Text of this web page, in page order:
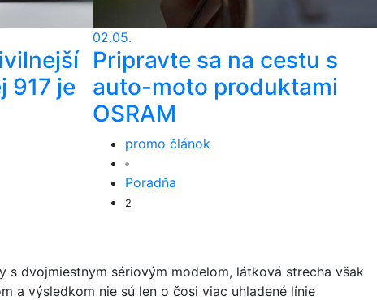
917 je
02.05.
Pripravte sa na cestu s
auto-moto produktami
OSRAM
promo článok
Poradňa
2
s dvojmiestnym sériovým modelom, látková strecha však
a výsledkom nie sú len o čosi viac uhladené línie